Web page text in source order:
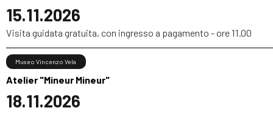
15.11.2026
Visita guidata gratuita, con ingresso a pagamento - ore 11.00
Atelier "Mineur Mineur"
18.11.2026
Museo Vincenzo Vela